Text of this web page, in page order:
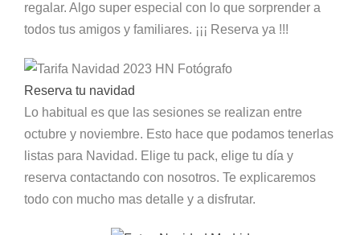
regalar. Algo super especial con lo que sorprender a
todos tus amigos y familiares. ¡¡¡ Reserva ya !!!
Reserva tu navidad
Lo habitual es que las sesiones se realizan entre
octubre y noviembre. Esto hace que podamos tenerlas
listas para Navidad. Elige tu pack, elige tu día y
reserva contactando con nosotros. Te explicaremos
todo con mucho mas detalle y a disfrutar.